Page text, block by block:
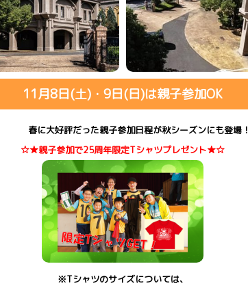
11月8日(土)・9日(日)は親子参加OK
春に大好評だった親子参加日程が秋シーズンにも登場！
☆★親子参加で25周年限定Tシャツプレゼント★☆
※Tシャツのサイズについては、